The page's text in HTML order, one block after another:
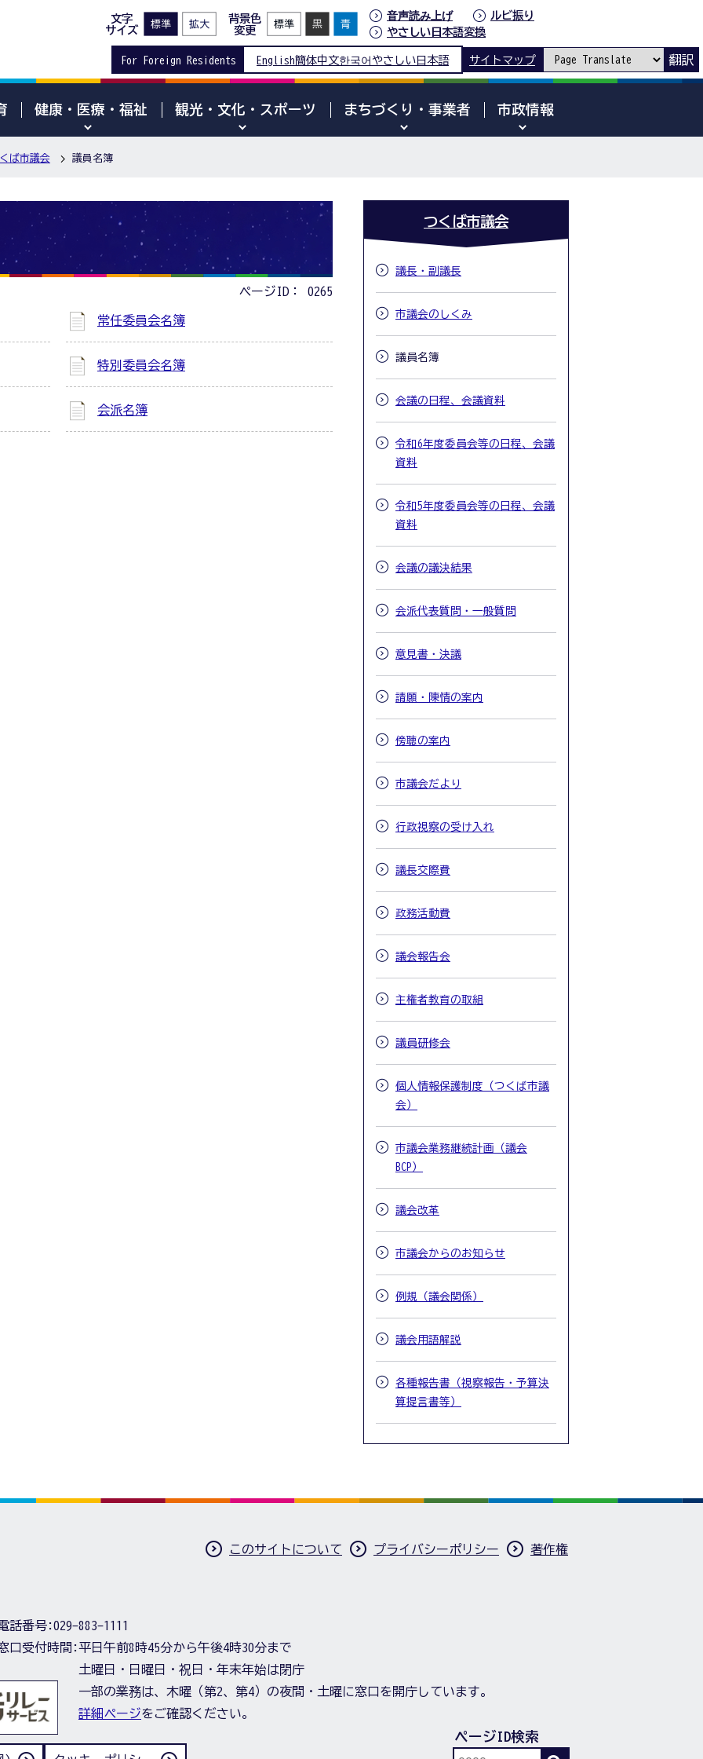
文字
サイズ
背景色
変更
音声読み上げ
ルビ振り
やさしい日本語変換
For Foreign Residents English簡体中文한국어 やさしい日本語 サイトマップ 翻訳
健康・医療・福祉 観光・文化・スポーツ まちづくり・事業者 市政情報
ば市議会 議員名簿
ページID： 0265
常任委員会名簿
特別委員会名簿
会派名簿
つくば市議会
議長・副議長
市議会のしくみ
議員名簿
会議の日程、会議資料
令和6年度委員会等の日程、会議
資料
令和5年度委員会等の日程、会議
資料
会議の議決結果
会派代表質問・一般質問
意見書・決議
請願・陳情の案内
傍聴の案内
市議会だより
行政視察の受け入れ
議長交際費
政務活動費
議会報告会
主権者教育の取組
議員研修会
個人情報保護制度（つくば市議
会）
市議会業務継続計画（議会
BCP）
議会改革
市議会からのお知らせ
例規（議会関係）
議会用語解説
各種報告書（視察報告・予算決
算提言書等）
このサイトについて プライバシーポリシー 著作権
話番号:029-883-1111
口受付時間:平日午前8時45分から午後4時30分まで
土曜日・日曜日・祝日・年末年始は閉庁
一部の業務は、木曜（第2、第4）の夜間・土曜に窓口を開庁しています。
詳細ページをご確認ください。
ページID検索